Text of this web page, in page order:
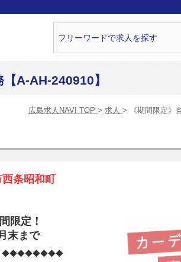
A-AH-240910】
広島求人NAVI TOP 求人 《期間限定
条昭和町
限定！
末まで
ト】◆◆◆◆◆◆◆◆